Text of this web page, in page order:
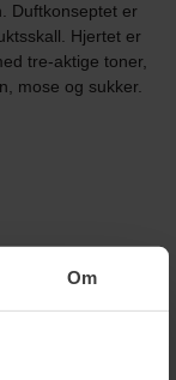
Om
Duftkonseptet er
Hjertet er
tre-aktige toner,
mose og sukker.